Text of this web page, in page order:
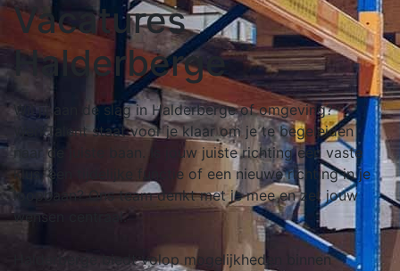
Vacatures
Halderberge
Wil jij aan de slag in Halderberge of omgeving?
WerkTalent staat voor je klaar om je te begeleiden
naar de juiste baan. Is jouw juiste richting een vaste
klus, een tijdelijke functie of een nieuwe richting in je
loopbaan? Ons team denkt met je mee en zet jouw
wensen centraal.
Halderberge biedt volop mogelijkheden binnen